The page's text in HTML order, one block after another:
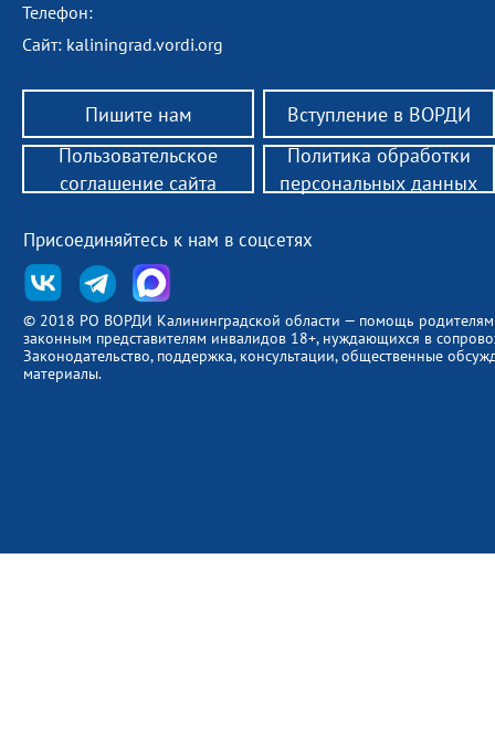
Телефон:
Сайт: kaliningrad.vordi.org
Пишите нам Вступление в ВОРДИ
© 2018 РО ВОРДИ Калининградской области — помощь
законным представителям инвалидов 18+, нуждающихся в
Законодательство, поддержка, консультации, общественные
материалы.
Присоединяйтесь к нам в соцсетях
Пользовательское
соглашение сайта
Политика обработки
персональных данных